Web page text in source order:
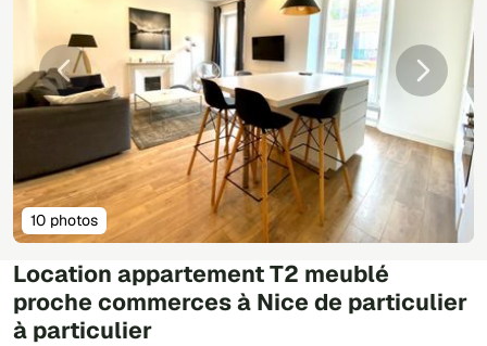
Location appartement T2 meublé
proche commerces à Nice de particulier
à particulier
Précédente
10 photos